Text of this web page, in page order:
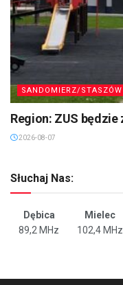
SANDOMIERZ/
Region: ZUS
2026-08-07
Słuchaj Nas:
Dębica Mielec
89,2 MHz
102,4 MHz